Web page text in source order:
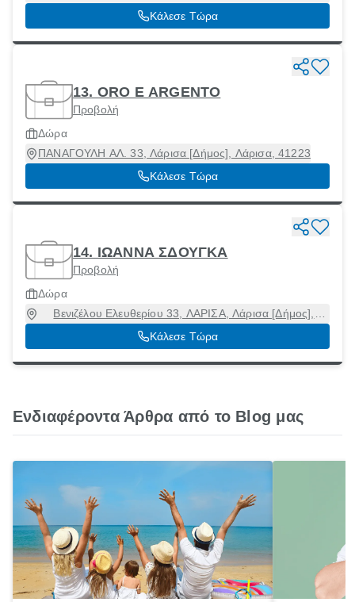
41222
Κάλεσε Τώρα
13. ORO E ARGENTO
Προβολή
Δώρα
ΠΑΝΑΓΟΥΛΗ AΛ. 33, Λάρισα [Δήμος], Λάρισα, 41223
Κάλεσε Τώρα
14. ΙΩΑΝΝΑ ΣΔΟΥΓΚΑ
Προβολή
Δώρα
Βενιζέλου Ελευθερίου 33, ΛΑΡΙΣΑ, Λάρισα [Δήμος],
Λάρισα, 41221
Κάλεσε Τώρα
Ενδιαφέροντα Άρθρα από το Blog μας